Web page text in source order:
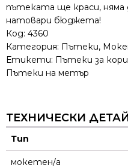
пътеката ще краси, няма
натовари бюджета!
Код: 4360
Категория: Пътеки,
Етикети: Пътеки за
Пътеки на метър
ТЕХНИЧЕСКИ
Тип
мокетен/а